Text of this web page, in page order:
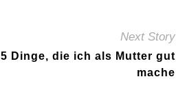
Next Story
5 Dinge, die ich als Mutter gut
mache